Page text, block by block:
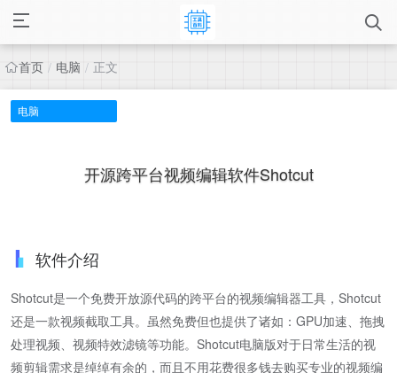
首页 / 电脑 / 正文
电脑
开源跨平台视频编辑软件Shotcut
软件介绍
Shotcut是一个免费开放源代码的跨平台的视频编辑器工具，Shotcut
还是一款视频截取工具。虽然免费但也提供了诸如：GPU加速、拖拽
处理视频、视频特效滤镜等功能。Shotcut电脑版对于日常生活的视
频剪辑需求是绰绰有余的，而且不用花费很多钱去购买专业的视频编